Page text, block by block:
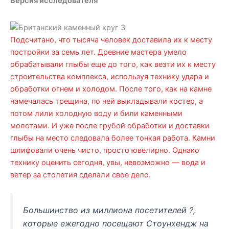
Подсчитано, что тысяча человек доставила их к месту
постройки за семь лет. Древние мастера умело
обрабатывали глыбы еще до того, как везти их к месту
строительства комплекса, используя технику удара и
обработки огнем и холодом. После того, как на камне
намечалась трещина, по ней выкладывали костер, а
потом лили холодную воду и били каменными
молотами. И уже после грубой обработки и доставки
глыбы на место следовала более тонкая работа. Камни
шлифовали очень чисто, просто ювелирно. Однако
технику оценить сегодня, увы, невозможно — вода и
ветер за столетия сделали свое дело.
Большинство из миллиона посетителей ?,
которые ежегодно посещают Стоунхендж на